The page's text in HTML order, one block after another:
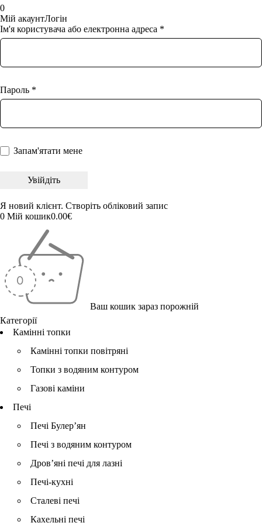
0
Мій акаунтЛогін
Ім'я користувача або електронна адреса *
Пароль *
Запам'ятати мене
Я новий клієнт. Створіть обліковий запис
0 Мій кошик0.00€
Ваш кошик зараз порожній
Категорії
Камінні топки
Камінні топки повітряні
Топки з водяним контуром
Газові каміни
Печі
Печі Булер’ян
Печі з водяним контуром
Дров’яні печі для лазні
Печі-кухні
Сталеві печі
Кахельні печі